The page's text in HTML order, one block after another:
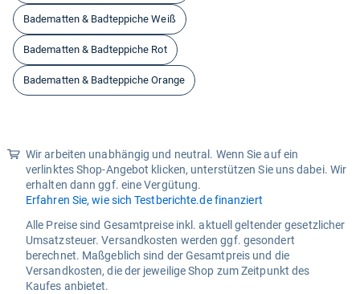
Badematten & Badteppiche Weiß
Badematten & Badteppiche Rot
Badematten & Badteppiche Orange
Wir arbeiten unabhängig und neutral. Wenn Sie auf ein
verlinktes Shop-Angebot klicken, unterstützen Sie uns dabei. Wir
erhalten dann ggf. eine Vergütung.
Erfahren Sie, wie sich Testberichte.de finanziert
Alle Preise sind Gesamtpreise inkl. aktuell geltender gesetzlicher
Umsatzsteuer. Versandkosten werden ggf. gesondert
berechnet. Maßgeblich sind der Gesamtpreis und die
Versandkosten, die der jeweilige Shop zum Zeitpunkt des
Kaufes anbietet.